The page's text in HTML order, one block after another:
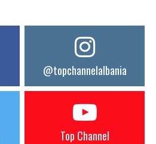
@topchannelalbania
Top Channel